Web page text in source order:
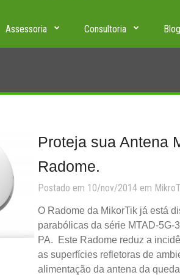
Assessoria Consultoria Blog
Proteja sua Antena
Radome.
Postado em 10/nov/2014 em
O Radome da MikorTik já está
parabólicas da série MTAD-5G-
PA. Este Radome reduz a
as superfícies refletoras de
alimentação da antena da